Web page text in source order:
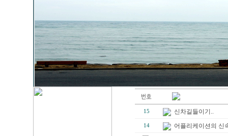
15 신차길들이기..
14
어플리케이션의 신